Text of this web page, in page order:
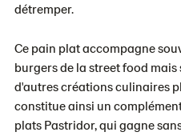
détremper.
Ce pain plat accompagne
burgers de la street food
d'autres créations culinaires
constitue ainsi un
plats Pastridor, qui gagne